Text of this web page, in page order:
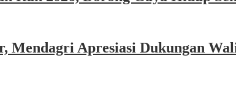
Mendagri Apresiasi Dukungan